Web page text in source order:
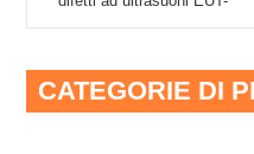
CATEGORIE DI